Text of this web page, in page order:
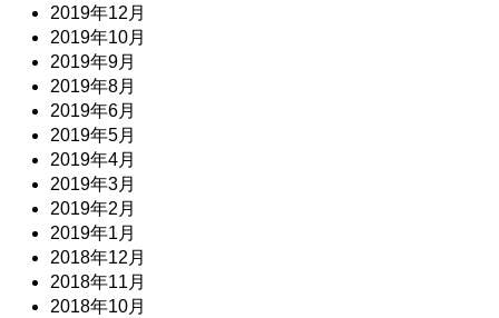
2019年12月
2019年10月
2019年9月
2019年8月
2019年6月
2019年5月
2019年4月
2019年3月
2019年2月
2019年1月
2018年12月
2018年11月
2018年10月